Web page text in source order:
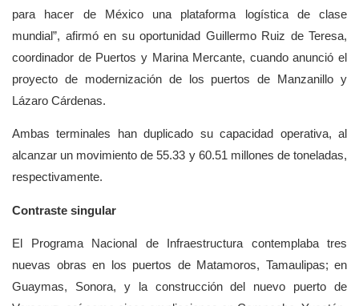
para hacer de México una plataforma logística de clase
mundial”, afirmó en su oportunidad Guillermo Ruiz de Teresa,
coordinador de Puertos y Marina Mercante, cuando anunció el
proyecto de modernización de los puertos de Manzanillo y
Lázaro Cárdenas.
Ambas terminales han duplicado su capacidad operativa, al
alcanzar un movimiento de 55.33 y 60.51 millones de toneladas,
respectivamente.
Contraste singular
El Programa Nacional de Infraestructura contemplaba tres
nuevas obras en los puertos de Matamoros, Tamaulipas; en
Guaymas, Sonora, y la construcción del nuevo puerto de